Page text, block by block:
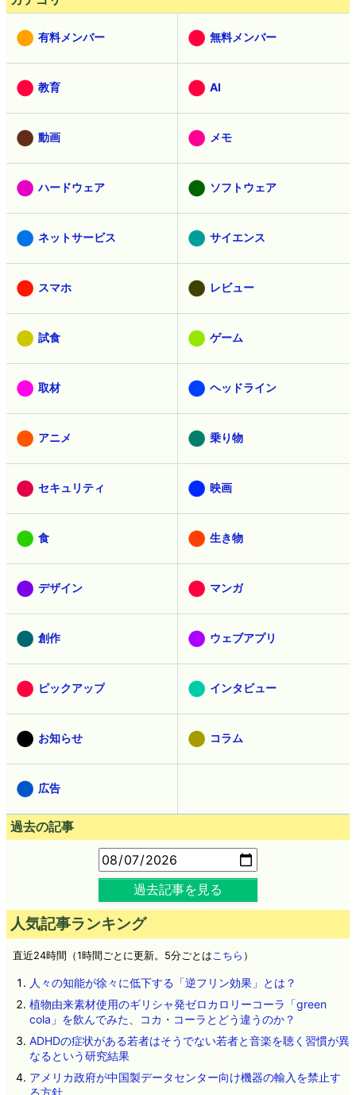
有料メンバー 無料メンバー
教育 AI
動画 メモ
ハードウェア ソフトウェア
ネットサービス サイエンス
スマホ レビュー
試食 ゲーム
取材 ヘッドライン
アニメ 乗り物
セキュリティ 映画
食 生き物
デザイン マンガ
創作 ウェブアプリ
ピックアップ インタビュー
お知らせ コラム
広告
過去の記事
過去記事を見る
人気記事ランキング
直近24時間（1時間ごとに更新。5分ごとはこちら ）
人々の知能が徐々に低下する「逆フリン効果」とは？
植物由来素材使用のギリシャ発ゼロカロリーコーラ「green
cola」を飲んでみた、コカ・コーラとどう違うのか？
ADHDの症状がある若者はそうでない若者と音楽を聴く習慣が異
なるという研究結果
アメリカ政府が中国製データセンター向け機器の輸入を禁止す